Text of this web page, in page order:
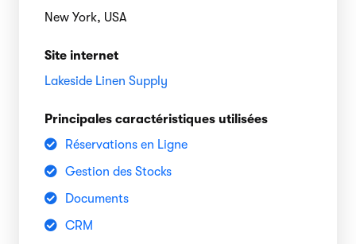
New York, USA
Site internet
Lakeside Linen Supply
Principales caractéristiques utilisées
Réservations en Ligne
Gestion des Stocks
Documents
CRM